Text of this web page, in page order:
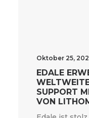
Oktober 25,
EDALE
SUPPORT
VON